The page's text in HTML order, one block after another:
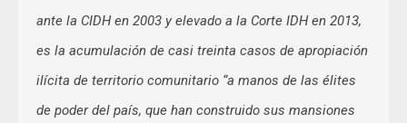
ante la CIDH en 2003 y elevado a la Corte IDH en 2013,
es la acumulación de casi treinta casos de apropiación
ilícita de territorio comunitario “a manos de las élites
de poder del país, que han construido sus mansiones